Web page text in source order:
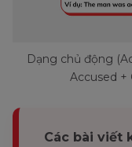
Dạng chủ động
Accused +
Các bài viết